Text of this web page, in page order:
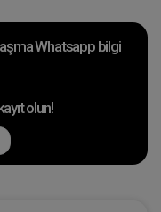
Whatsapp bilgi
olun!